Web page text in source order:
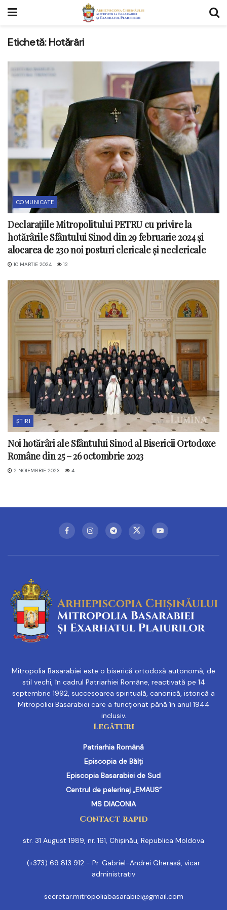
Etichetă:Hotărâri
COMUNICATE
Declarațiile Mitropolitului PETRU cu privire la
hotărârile Sfântului Sinod din 29 februarie 2024 și
alocarea de 230 noi posturi clericale și neclericale
10 MARTIE 2024 12
ȘTIRI
Noi hotărâri ale Sfântului Sinod al Bisericii Ortodoxe
Române din 25 – 26 octombrie 2023
2 NOIEMBRIE 2023 4
Mitropolia Basarabiei este o biserică ortodoxă autonomă, de
stil vechi, în cadrul Patriarhiei Române, reactivată pe 14
septembrie 1992, succesoarea spirituală, canonică, istorică a
Mitropoliei Basarabiei care a funcționat până în anul 1944
inclusiv.
Legături
Patriarhia Română
Episcopia de Bălți
Episcopia Basarabiei de Sud
Centrul de pelerinaj „EMAUS”
MS DIACONIA
Contact rapid
str. 31 August 1989, nr. 161, Chișinău, Republica Moldova
(+373) 69 813 912 - Pr. Gabriel-Andrei Gherasă, vicar
administrativ
secretar.mitropoliabasarabiei@gmail.com